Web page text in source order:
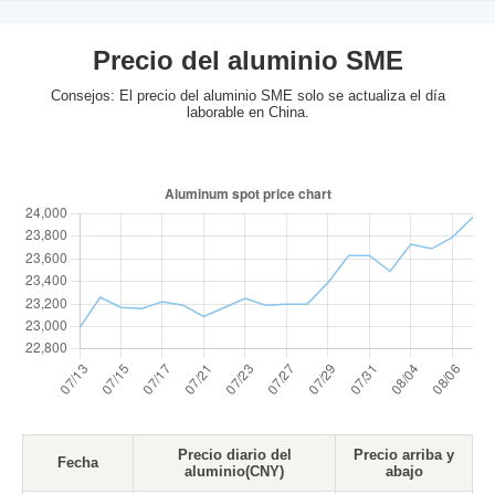
Precio del aluminio SME
Consejos: El precio del aluminio SME solo se actualiza el día
laborable en China.
Fecha
Precio diario del
aluminio(CNY)
Precio arriba y
abajo